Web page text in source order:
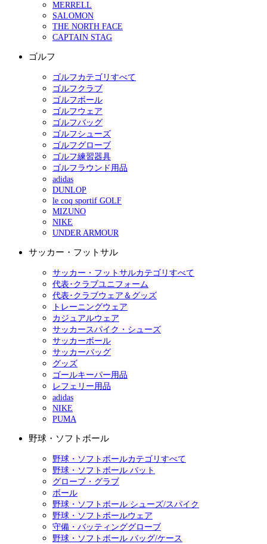
MERRELL
SALOMON
THE NORTH FACE
CAPTAIN STAG
ゴルフ
ゴルフカテゴリすべて
ゴルフクラブ
ゴルフボール
ゴルフウェア
ゴルフバッグ
ゴルフシューズ
ゴルフグローブ
ゴルフ練習器具
ゴルフラウンド用品
adidas
DUNLOP
le coq sportif GOLF
MIZUNO
NIKE
UNDER ARMOUR
サッカー・フットサル
サッカー・フットサルカテゴリすべて
代表･クラブユニフォーム
代表･クラブウェア＆グッズ
トレーニングウェア
カジュアルウェア
サッカースパイク・シューズ
サッカーボール
サッカーバッグ
グッズ
ゴールキーパー用品
レフェリー用品
adidas
NIKE
PUMA
野球・ソフトボール
野球・ソフトボールカテゴリすべて
野球・ソフトボール バット
グローブ・グラブ
ボール
野球・ソフトボール シューズ/スパイク
野球・ソフトボールウェア
守備・バッティンググローブ
野球・ソフトボール バッグ/ケース